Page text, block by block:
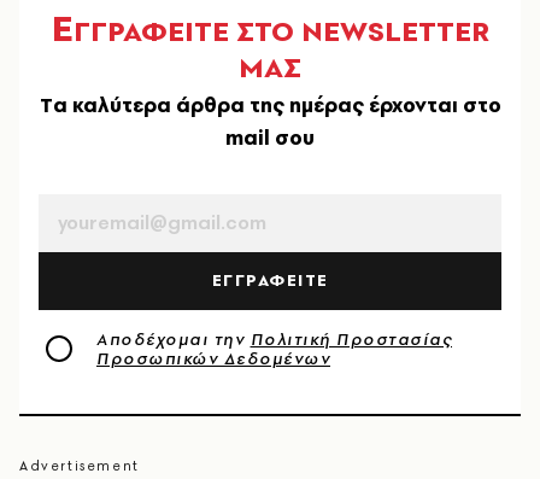
ΕΓΓΡΑΦΕΙΤΕ ΣΤΟ NEWSLETTER
ΜΑΣ
Tα καλύτερα άρθρα της ημέρας έρχονται στο
mail σου
ΕΓΓΡΑΦΕΙΤΕ
Αποδέχομαι την Πολιτική Προστασίας
Προσωπικών Δεδομένων